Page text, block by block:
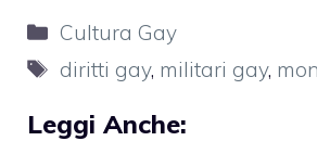
Categorie
Cultura Gay
Tag
diritti gay, militari gay,
Leggi Anche: